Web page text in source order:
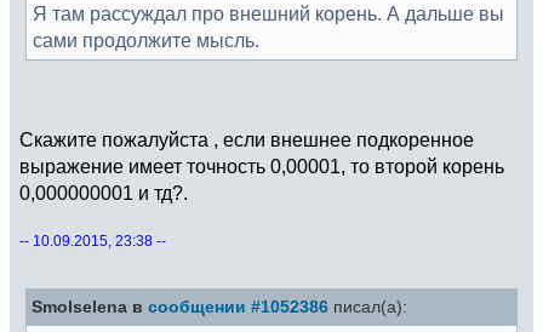
Я там рассуждал про внешний корень. А дальше вы
сами продолжите мысль.
Скажите пожалуйста , если внешнее подкоренное
выражение имеет точность 0,00001, то второй корень
0,000000001 и тд?.
-- 10.09.2015, 23:38 --
Smolselena в сообщении #1052386 писал(а):